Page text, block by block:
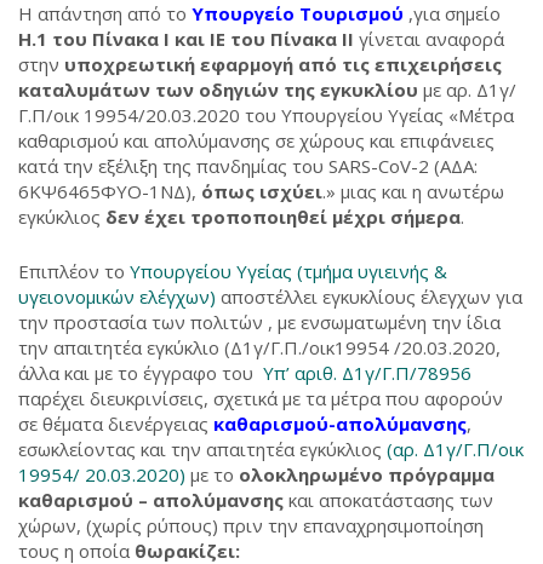
Η απάντηση από το Υπουργείο Τουρισμού ,για σημείο
Η.1 του Πίνακα Ι και ΙΕ του Πίνακα ΙΙ γίνεται αναφορά
στην υποχρεωτική εφαρμογή από τις επιχειρήσεις
καταλυμάτων των οδηγιών της εγκυκλίου με αρ. Δ1γ/
Γ.Π/οικ 19954/20.03.2020 του Υπουργείου Υγείας «Μέτρα
καθαρισμού και απολύμανσης σε χώρους και επιφάνειες
κατά την εξέλιξη της πανδημίας του SARS-CoV-2 (ΑΔΑ:
6ΚΨ6465ΦΥΟ-1ΝΔ), όπως ισχύει.» μιας και η ανωτέρω
εγκύκλιος δεν έχει τροποποιηθεί μέχρι σήμερα.
Επιπλέον το Υπουργείου Υγείας (τμήμα υγιεινής &
υγειονομικών ελέγχων) αποστέλλει εγκυκλίους έλεγχων για
την προστασία των πολιτών , με ενσωματωμένη την ίδια
την απαιτητέα εγκύκλιο (Δ1γ/Γ.Π./οικ19954 /20.03.2020,
άλλα και με το έγγραφο του Υπ’ αριθ. Δ1γ/Γ.Π/78956
παρέχει διευκρινίσεις, σχετικά με τα μέτρα που αφορούν
σε θέματα διενέργειας καθαρισμού-απολύμανσης,
εσωκλείοντας και την απαιτητέα εγκύκλιος (αρ. Δ1γ/Γ.Π/οικ
19954/ 20.03.2020) με το ολοκληρωμένο πρόγραμμα
καθαρισμού – απολύμανσης και αποκατάστασης των
χώρων, (χωρίς ρύπους) πριν την επαναχρησιμοποίηση
τους η οποία θωρακίζει: